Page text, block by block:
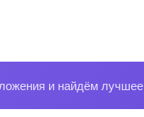
и найдём лучшее